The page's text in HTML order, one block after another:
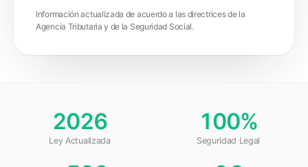
Información actualizada de acuerdo a las directrices de la
Agencia Tributaria y de la Seguridad Social.
2026
Ley Actualizada
100%
Seguridad Legal